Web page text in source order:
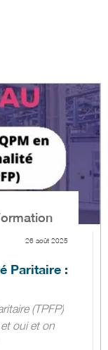
26 août 2025
Paritaire :
(TPFP)
oui et on